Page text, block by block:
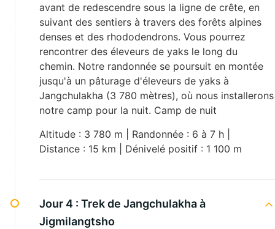
avant de redescendre sous la ligne de crête, en
suivant des sentiers à travers des forêts alpines
denses et des rhododendrons. Vous pourrez
rencontrer des éleveurs de yaks le long du
chemin. Notre randonnée se poursuit en montée
jusqu'à un pâturage d'éleveurs de yaks à
Jangchulakha (3 780 mètres), où nous installerons
notre camp pour la nuit. Camp de nuit
Altitude : 3 780 m | Randonnée : 6 à 7 h |
Distance : 15 km | Dénivelé positif : 1 100 m
Jour 4 : Trek de Jangchulakha à
Jigmilangtsho